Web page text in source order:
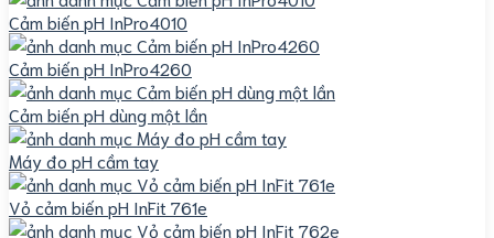
Cảm biến pH InPro4010
Cảm biến pH InPro4260
Cảm biến pH dùng một lần
Máy đo pH cầm tay
Vỏ cảm biến pH InFit 761e